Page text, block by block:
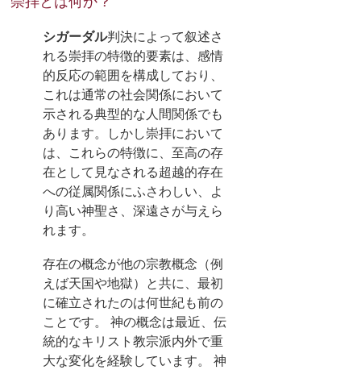
シガーダル判決によって叙述さ
れる崇拝の特徴的要素は、感情
的反応の範囲を構成しており、
これは通常の社会関係において
示される典型的な人間関係でも
あります。しかし崇拝において
は、これらの特徴に、至高の存
在として見なされる超越的存在
への従属関係にふさわしい、よ
り高い神聖さ、深遠さが与えら
れます。
存在の概念が他の宗教概念（例
えば天国や地獄）と共に、最初
に確立されたのは何世紀も前の
ことです。
神の概念は最近、伝
統的なキリスト教宗派内外で重
大な変化を経験しています。 神